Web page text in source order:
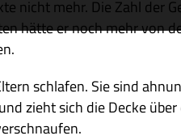
nicht mehr. Die Zahl der
hätte er noch mehr von
schla­fen. Sie sind
zieht sich die Decke